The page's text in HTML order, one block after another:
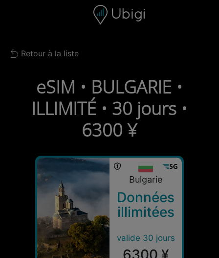
Barre de navigation Bas de page
Back to list
Retour à la liste
eSIM • BULGARIE •
ILLIMITÉ • 30 jours •
6300 ¥
Bulgarie
Données
illimitées
valide 30 jours
6300 ¥